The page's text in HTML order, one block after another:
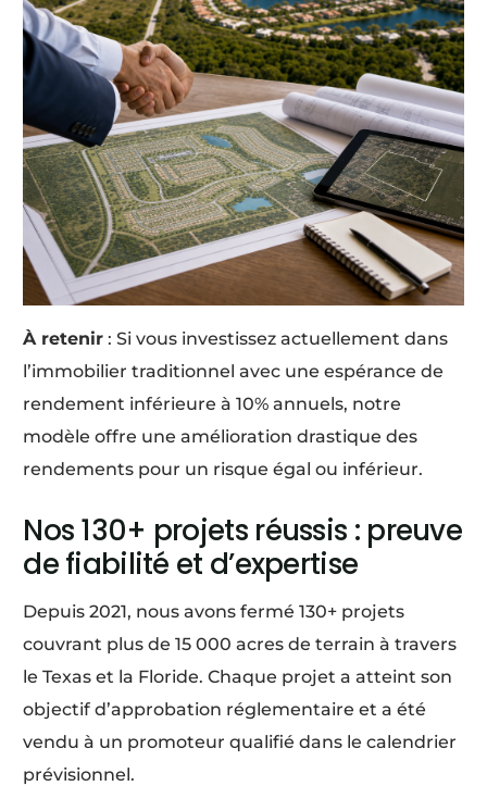
À retenir : Si vous investissez actuellement dans
l’immobilier traditionnel avec une espérance de
rendement inférieure à 10% annuels, notre
modèle offre une amélioration drastique des
rendements pour un risque égal ou inférieur.
Nos 130+ projets réussis : preuve
de fiabilité et d’expertise
Depuis 2021, nous avons fermé 130+ projets
couvrant plus de 15 000 acres de terrain à travers
le Texas et la Floride. Chaque projet a atteint son
objectif d’approbation réglementaire et a été
vendu à un promoteur qualifié dans le calendrier
prévisionnel.